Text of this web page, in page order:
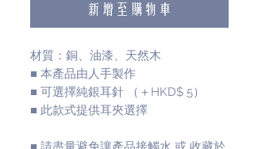
新增至購物車
材質：銅、油漆、天然木
■ 本產品由人手製作
■ 可選擇純銀耳針 （＋HKD$ 5）
■ 此款式提供耳夾選擇